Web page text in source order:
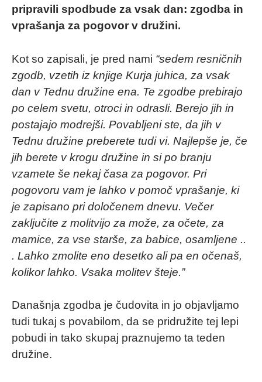
pripravili spodbude za vsak dan: zgodba in
vprašanja za pogovor v družini.
Kot so zapisali, je pred nami “sedem resničnih
zgodb, vzetih iz knjige Kurja juhica, za vsak
dan v Tednu družine ena. Te zgodbe prebirajo
po celem svetu, otroci in odrasli. Berejo jih in
postajajo modrejši. Povabljeni ste, da jih v
Tednu družine preberete tudi vi. Najlepše je, če
jih berete v krogu družine in si po branju
vzamete še nekaj časa za pogovor. Pri
pogovoru vam je lahko v pomoč vprašanje, ki
je zapisano pri določenem dnevu. Večer
zaključite z molitvijo za može, za očete, za
mamice, za vse starše, za babice, osamljene ..
. Lahko zmolite eno desetko ali pa en očenaš,
kolikor lahko. Vsaka molitev šteje.”
Današnja zgodba je čudovita in jo objavljamo
tudi tukaj s povabilom, da se pridružite tej lepi
pobudi in tako skupaj praznujemo ta teden
družine.